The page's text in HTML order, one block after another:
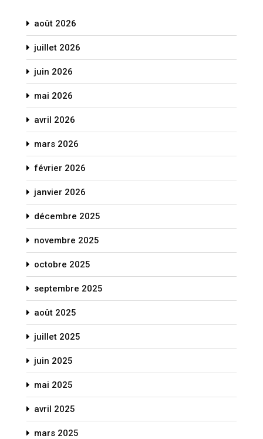
août 2026
juillet 2026
juin 2026
mai 2026
avril 2026
mars 2026
février 2026
janvier 2026
décembre 2025
novembre 2025
octobre 2025
septembre 2025
août 2025
juillet 2025
juin 2025
mai 2025
avril 2025
mars 2025